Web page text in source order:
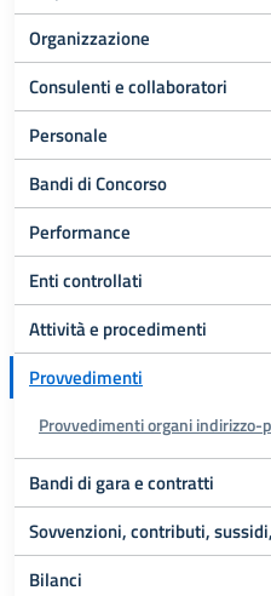
Organizzazione
Consulenti e collaboratori
Personale
Bandi di Concorso
Performance
Enti controllati
Attività e procedimenti
Provvedimenti
Provvedimenti organi indirizzo-
Bandi di gara e contratti
Sovvenzioni, contributi,
Bilanci